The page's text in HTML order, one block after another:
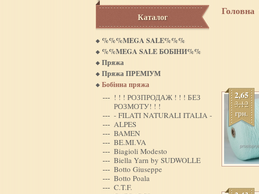
Каталог
%%%MEGA SALE%%%
%%MEGA SALE БОБIНИ%%
Пряжа
Пряжа ПРЕМІУМ
Бобінна пряжа
! ! ! РОЗПРОДАЖ ! ! ! БЕЗ
РОЗМОТУ! ! !
- FILATI NATURALI ITALIA -
ALPES
BAMEN
BE.MI.VA
Biagioli Modesto
Biella Yarn by SUDWOLLE
Botto Giuseppe
Botto Poala
C.T.F.
Головна
2,65
3,12
грн.